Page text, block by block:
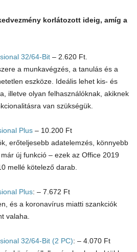
korlátozott ideig, amíg a
32/64-Bit – 2.620 Ft.
a munkavégzés, a tanulás és a
eszköze. Ideális lehet kis- és
illetve olyan felhasználóknak, akiknek
van szükségük.
Plus – 10.200 Ft
erőteljesebb adatelemzés, könnyebb
új funkció – ezek az Office 2019
mellé kötelező darab.
Plus: – 7.672 Ft
és a koronavírus miatti szankciók
valaha.
32/64-Bit (2 PC): – 4.070 Ft